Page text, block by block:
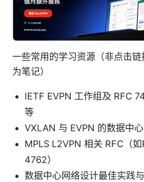
一些常用的学习资源（非点击
为笔记）
IETF EVPN 工作组及 RFC
等
VXLAN 与 EVPN 的数据中
MPLS L2VPN 相关 RFC（
4762）
数据中心网络设计最佳实践